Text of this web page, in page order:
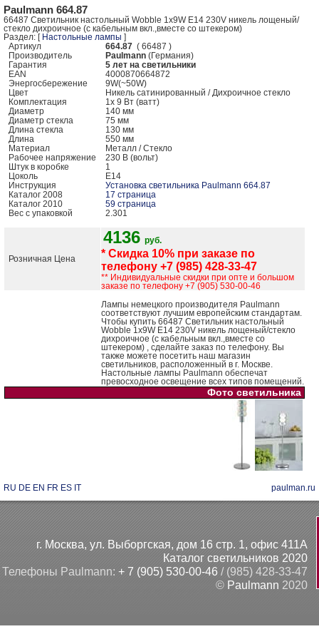
Paulmann 664.87
66487 Cветильник настольный Wobble 1x9W E14 230V никель лощеный/
стекло дихроичное (с кабельным вкл.,вместе со штекером)
Раздел: [ Настольные лампы ]
Артикул
664.87 ( 66487 )
Производитель
Paulmann (Германия)
Гарантия
5 лет на светильники
EAN
4000870664872
Энергосбережение
9W(~50W)
Цвет
Никель сатинированный / Дихроичное стекло
Комплектация
1x 9 Вт (ватт)
Диаметр
140 мм
Диаметр стекла
75 мм
Длина стекла
130 мм
Длина
550 мм
Mатериал
Металл / Стекло
Рабочее напряжение
230 В (вольт)
Штук в коробке
1
Цоколь
E14
Инструкция
Установка светильника Paulmann 664.87
Каталог 2008
17 страница
Каталог 2010
59 страница
Вес с упаковкой
2.301
Розничная Цена
4136 руб.
* Скидка 10% при заказе по
телефону +7 (985) 428-33-47
** Индивидуальные скидки при опте и большом
заказе по телефону +7 (905) 530-00-46
Лампы немецкого производителя Paulmann
соответствуют лучшим европейским стандартам.
Чтобы купить 66487 Cветильник настольный
Wobble 1x9W E14 230V никель лощеный/стекло
дихроичное (с кабельным вкл.,вместе со
штекером) , сделайте заказ по телефону. Вы
также можете посетить наш магазин
светильников, расположенный в г. Москве.
Настольные лампы Paulmann обеспечат
превосходное освещение всех типов помещений.
Фото светильника
RU DE EN FR ES IT paulman.ru
г. Москва, ул. Выборгская, дом 16 стр. 1, офис 411А
Каталог светильников 2020
Телефоны Paulmann: + 7 (905) 530-00-46 / (985) 428-33-47
© Paulmann 2020